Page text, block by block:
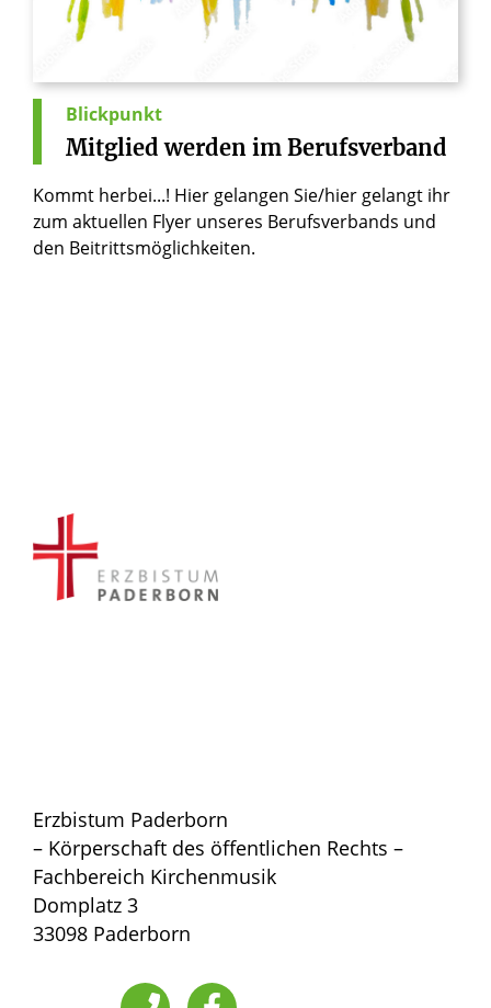
Blickpunkt
Mitglied werden im Berufsverband
Kommt herbei...! Hier gelangen Sie/hier gelangt ihr
zum aktuellen Flyer unseres Berufsverbands und
den Beitrittsmöglichkeiten.
Erzbistum Paderborn
– Körperschaft des öffentlichen Rechts –
Fachbereich Kirchenmusik
Domplatz 3
33098 Paderborn